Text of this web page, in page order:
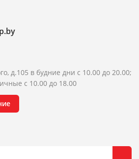
д.105 в будние дни с 10.00 до 20.00;
с 10.00 до 18.00